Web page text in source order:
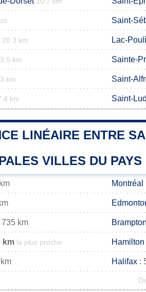
Saint-
20.3 km Lac-
km Sainte-
km Saint-
km Saint-
LINÉAIRE ENTRE
VILLES DU PAYS
Montréal
735 km Brampton
km la plus proche Hamilton
Halifax :